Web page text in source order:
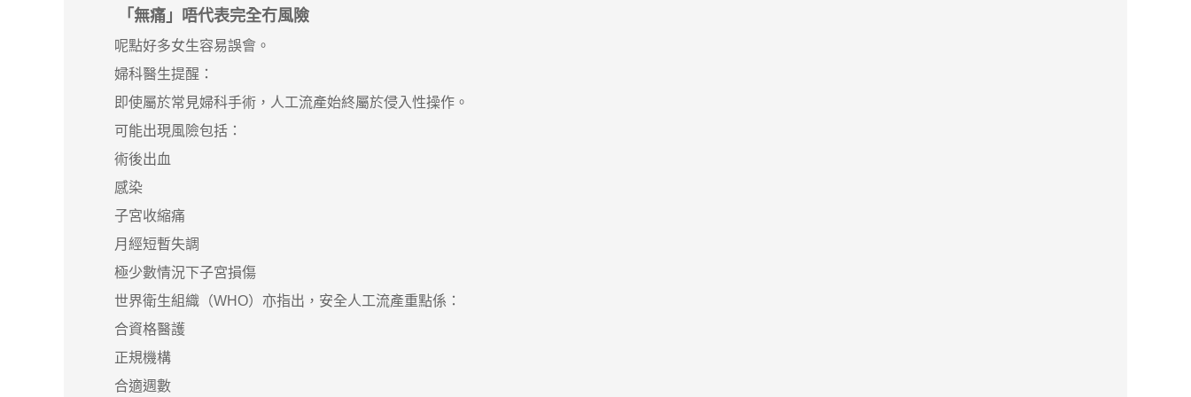
「無痛」唔代表完全冇風險
呢點好多女生容易誤會。
婦科醫生提醒：
即使屬於常見婦科手術，人工流產始終屬於侵入性操作。
可能出現風險包括：
術後出血
感染
子宮收縮痛
月經短暫失調
極少數情況下子宮損傷
世界衛生組織（WHO）亦指出，安全人工流產重點係：
合資格醫護
正規機構
合適週數